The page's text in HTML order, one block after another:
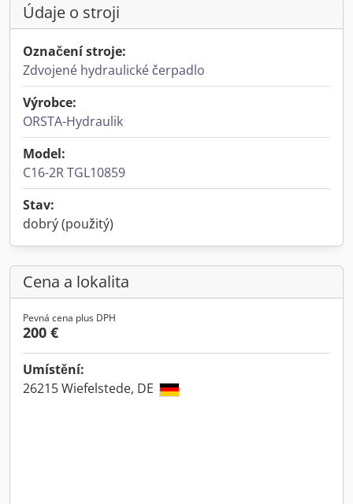
Údaje o stroji
Označení stroje:
Zdvojené hydraulické čerpadlo
Výrobce:
ORSTA-Hydraulik
Model:
C16-2R TGL10859
Stav:
dobrý (použitý)
Cena a lokalita
Pevná cena plus DPH
200 €
Umístění:
26215 Wiefelstede, DE